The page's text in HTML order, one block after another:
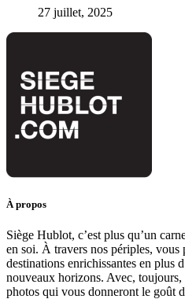
27 juillet, 2025
À propos
Siège Hublot, c’est plus qu’un
en soi. À travers nos périples, vous
destinations enrichissantes en plus
nouveaux horizons. Avec,
photos qui vous donneront le goût